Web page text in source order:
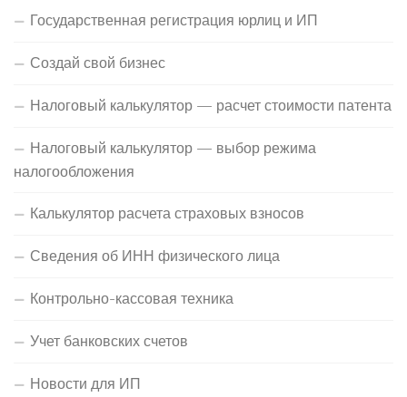
Государственная регистрация юрлиц и ИП
Создай свой бизнес
Налоговый калькулятор — расчет стоимости патента
Налоговый калькулятор — выбор режима
налогообложения
Калькулятор расчета страховых взносов
Сведения об ИНН физического лица
Контрольно-кассовая техника
Учет банковских счетов
Новости для ИП